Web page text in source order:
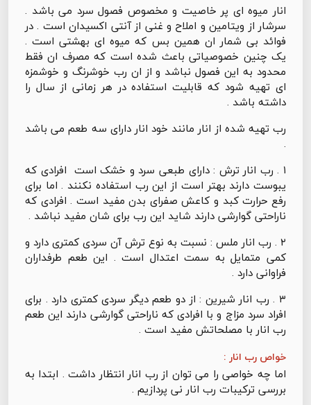
انار میوه ای پر خاصیت و مخصوص فصول سرد می باشد .
سرشار از ویتامین و املاح و غنی از آنتی اکسیدان است . در
فوائد بی شمار ان همین بس که میوه ای بهشتی است .
یک چنین خصوصیاتی باعث شده است که مصرف ان فقط
محدود به این فصول نباشد و از ان رب خوشرنگ و خوشمزه
ای تهیه شود که قابلیت استفاده در هر زمانی از سال را
داشته باشد .
رب تهیه شده از انار مانند خود انار دارای سه طعم می باشد
.
۱ . رب انار ترش : دارای طبعی سرد و خشک است ‌ افرادی که
یبوست دارند بهتر است از این رب استفاده نکنند ‌. اما برای
رفع حرارت کبد و کاعش صفرای بدن مفید است . افرادی که
ناراحتی گوارشی دارند شاید این رب برای شان مفید نباشد .
۲ . رب انار ملس : نسبت به نوع ترش آن سردی کمتری دارد و
کمی متمایل به سمت اعتدال است . این طعم طرفداران
فراوانی دارد .
۳ . رب انار شیرین : از دو طعم دیگر سردی کمتری دارد . برای
افراد سرد مزاج و با افرادی که ناراحتی گوارشی دارند این طعم
رب انار با مصلحاتش مفید است .
خواص رب انار :
اما چه خواصی را می توان از رب انار انتظار داشت . ابتدا به
بررسی ترکیبات رب انار نی پردازیم .